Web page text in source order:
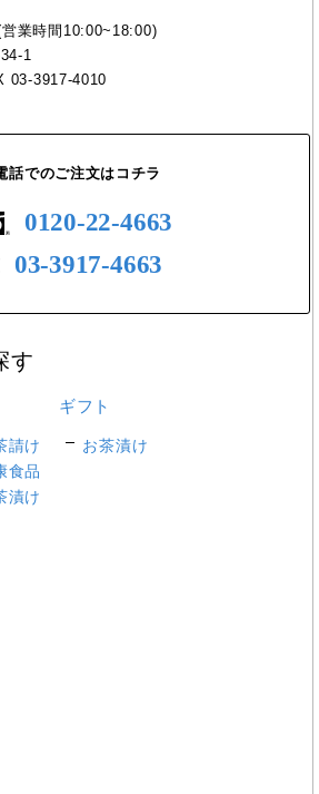
営業時間10:00~18:00)
34-1
03-3917-4010
話でのご注文はコチラ
0120-22-4663
03-3917-4663
す
請け
食品
漬け
ギフト
お茶漬け